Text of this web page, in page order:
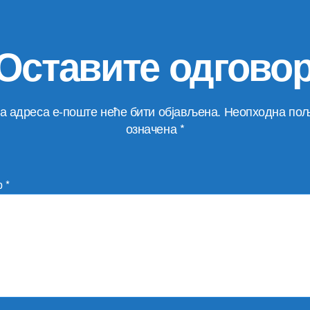
адреса е-поште неће бити објављена. Неопходна
означена *
*